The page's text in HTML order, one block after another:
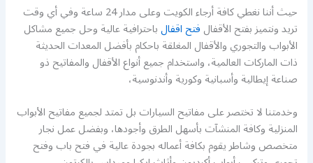
حيث أننا نغطي كافة أرجاء الكويت وعلى مدار 24 ساعة وفي أي وقت
تريد ونتميز بفتح الأقفالفتح اقفالباحترافية عالية وحل جميع مشاكل
الأبواب والتجوري والأقفال المغلقة باحكام بأفضل المعدات الحديثة
ذات الماركات العالمية، واستخدام جميع أنواع الأقفال والمفاتيح ذو
صناعة إيطالية وأسبانية وكورية وأندنوسية،
وخدمتنا لا تختصر على مفاتيح السيارات بل تمتد لجميع مفاتيح الأبواب
المنزلية وكافة المنشآت بأسهل الطرق وأجودها، وبفضل عمل نجار
متخصص وشاطر يقوم بكافة أعماله بجودة عالية في فتح باب وفتح